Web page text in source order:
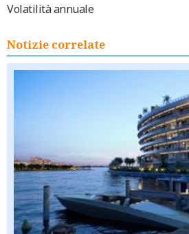
Volatilità annuale
Notizie correlate